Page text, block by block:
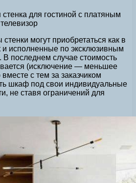
для гостиной с платяным
могут приобретаться как в
и исполненные по эксклюзивным
В последнем случае стоимость
(исключение — меньшее
с тем за заказчиком
шкаф под свои индивидуальные
не ставя ограничений для